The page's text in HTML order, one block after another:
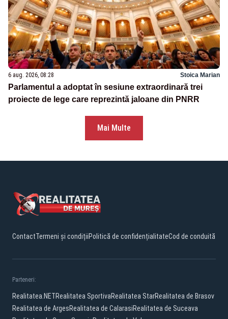
6 aug. 2026, 08:28 Stoica Marian
Parlamentul a adoptat în sesiune extraordinară trei
proiecte de lege care reprezintă jaloane din PNRR
Mai Multe
ContactTermeni și condițiiPolitică de confidențialitateCod de conduită
Parteneri:
Realitatea.NETRealitatea SportivaRealitatea StarRealitatea de Brasov
Realitatea de ArgesRealitatea de CalarasiRealitatea de Suceava